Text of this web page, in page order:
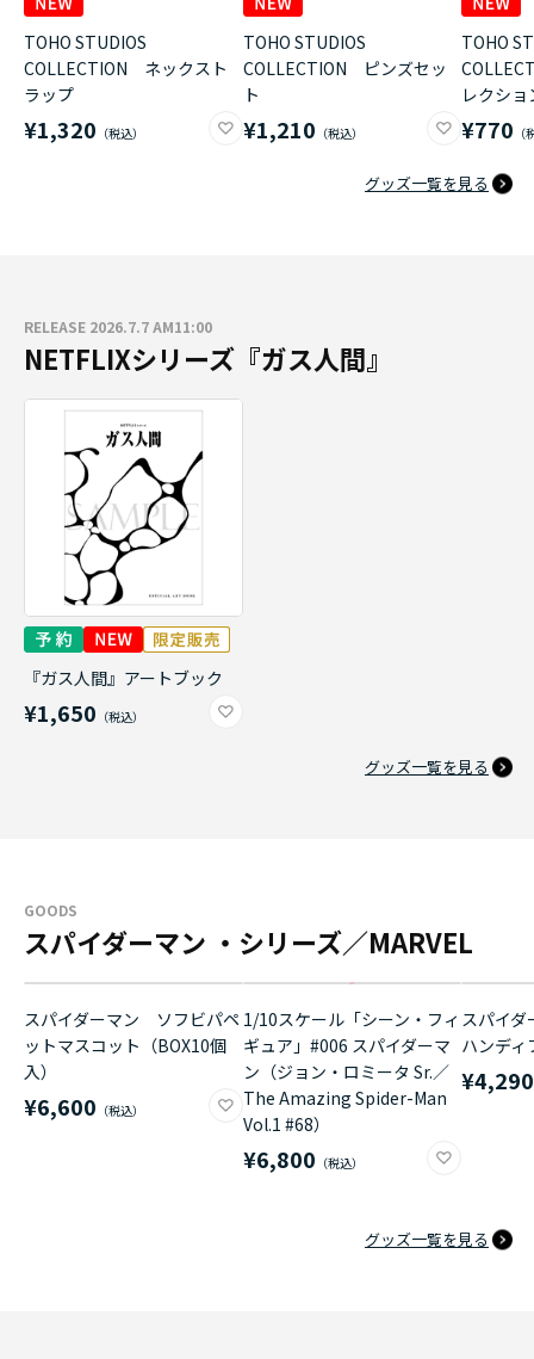
TOHO STUDIOS
COLLECTION ネックスト
ラップ
¥1,320
TOHO STUDIOS
COLLECTION ピンズセッ
ト
¥1,210
TOHO
レクシ
¥770
グッズ一覧を見る
RELEASE 2026.7.7 AM11:00
NETFLIXシリーズ『ガス人間』
『ガス人間』アートブック
¥1,650
グッズ一覧を見る
GOODS
スパイダーマン ・シリーズ／MARVEL
スパイダーマン ソフビパペ
ットマスコット（BOX10個
入）
¥6,600
1/10スケール「シーン・フィ
ギュア」#006 スパイダーマ
ン（ジョン・ロミータ Sr.／
The Amazing Spider-Man
Vol.1 #68）
¥6,800
スパイ
ハンディ
¥4,290
グッズ一覧を見る